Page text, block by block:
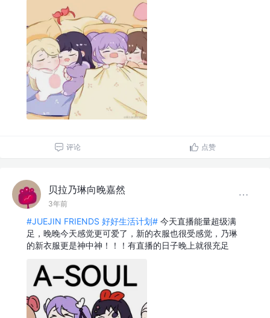
评论 点赞
贝拉乃琳向晚嘉然
3年前
#JUEJIN FRIENDS 好好生活计划# 今天直播能量超级满
足，晚晚今天感觉更可爱了，新的衣服也很受感觉，乃琳
的新衣服更是神中神！！！有直播的日子晚上就很充足